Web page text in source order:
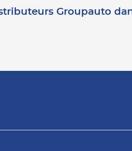
Groupauto